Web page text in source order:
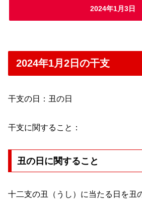
2024年1月3日
2024年1月2日の干支
干支の日：丑の日
干支に関すること：
丑の日に関すること
十二支の丑（うし）に当たる日を丑